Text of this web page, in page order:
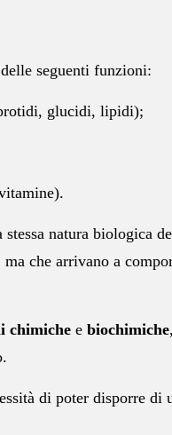
seguenti funzioni:
glucidi, lipidi);
stessa natura biologica
che arrivano a
chimiche e biochimiche
di poter disporre di